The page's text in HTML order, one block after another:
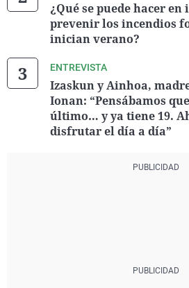
¿Qué se puede hacer
prevenir los incendios
inician verano?
ENTREVISTA
Izaskun y Ainhoa,
Ionan: “Pensábamos
último… y ya tiene 19.
disfrutar el día a día”